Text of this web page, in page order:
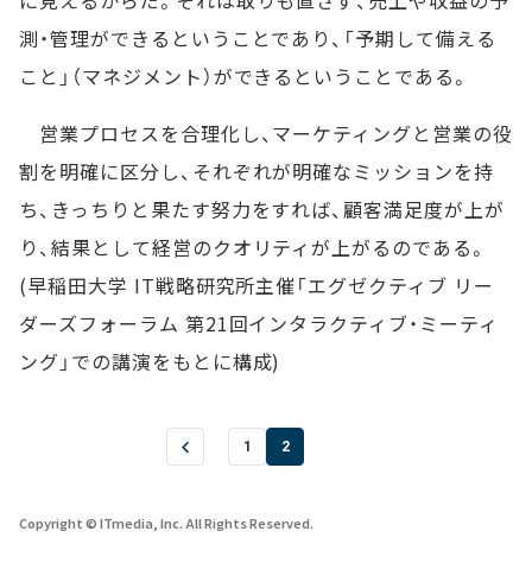
測・管理ができるということであり、「予期して備える
こと」（マネジメント）ができるということである。
営業プロセスを合理化し、マーケティングと営業の役
割を明確に区分し、それぞれが明確なミッションを持
ち、きっちりと果たす努力をすれば、顧客満足度が上が
り、結果として経営のクオリティが上がるのである。
(早稲田大学 IT戦略研究所主催「エグゼクティブ リー
ダーズフォーラム 第21回インタラクティブ・ミーティ
ング」での講演をもとに構成)
1 2
Copyright © ITmedia, Inc. All Rights Reserved.